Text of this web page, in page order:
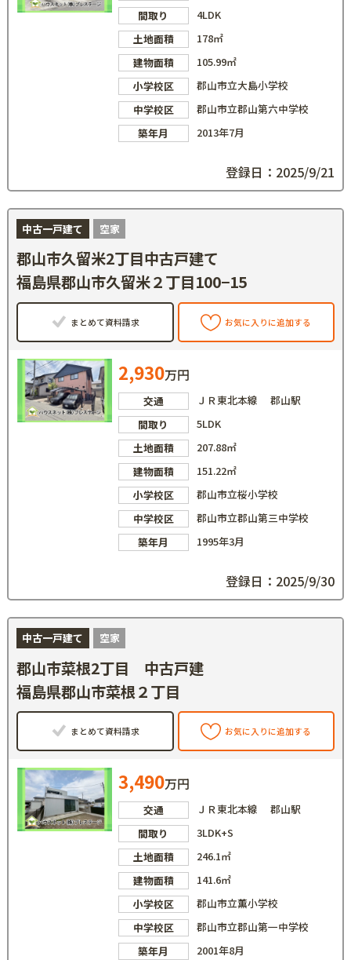
間取り
4LDK
土地面積
178㎡
建物面積
105.99㎡
小学校区
郡山市立大島小学校
中学校区
郡山市立郡山第六中学校
築年月
2013年7月
登録日：2025/9/21
中古一戸建て 空家
郡山市久留米2丁目中古戸建て
福島県郡山市久留米２丁目100−15
まとめて資料請求 お気に入りに追加する
2,930万円
交通
ＪＲ東北本線 郡山駅
間取り
5LDK
土地面積
207.88㎡
建物面積
151.22㎡
小学校区
郡山市立桜小学校
中学校区
郡山市立郡山第三中学校
築年月
1995年3月
登録日：2025/9/30
中古一戸建て 空家
郡山市菜根2丁目 中古戸建
福島県郡山市菜根２丁目
まとめて資料請求 お気に入りに追加する
3,490万円
交通
ＪＲ東北本線 郡山駅
間取り
3LDK+S
土地面積
246.1㎡
建物面積
141.6㎡
小学校区
郡山市立薫小学校
中学校区
郡山市立郡山第一中学校
築年月
2001年8月